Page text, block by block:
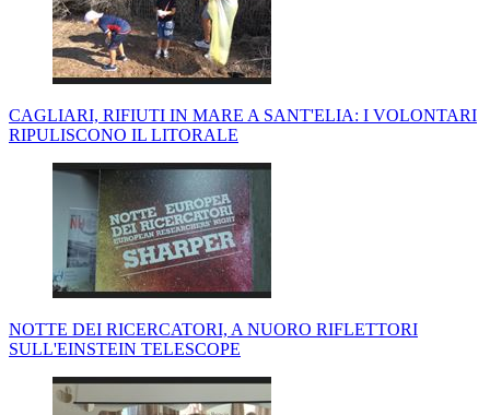
CAGLIARI, RIFIUTI IN MARE A SANT'ELIA: I VOLONTARI
RIPULISCONO IL LITORALE
NOTTE DEI RICERCATORI, A NUORO RIFLETTORI
SULL'EINSTEIN TELESCOPE